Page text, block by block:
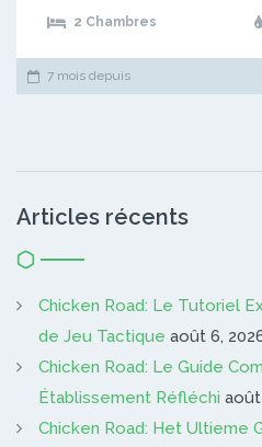
2 Chambres
7 mois depuis
Articles récents
Chicken Road: Le Tutoriel
de Jeu Tactique août 6,
Chicken Road: Le Guide
Établissement Réfléchi août
Chicken Road: Het Ultieme